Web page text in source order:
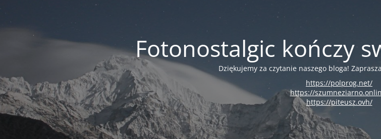
Fotonostalgic kończy
Dziękujemy za czytanie naszego bloga!
https://polprog.net/
https://
https://piteusz.ovh/